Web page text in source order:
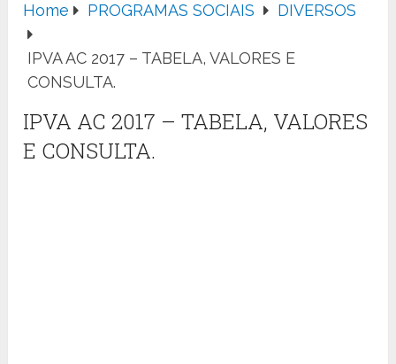
Home PROGRAMAS SOCIAIS DIVERSOS
IPVA AC 2017 – TABELA, VALORES E
CONSULTA.
IPVA AC 2017 – TABELA, VALORES
E CONSULTA.